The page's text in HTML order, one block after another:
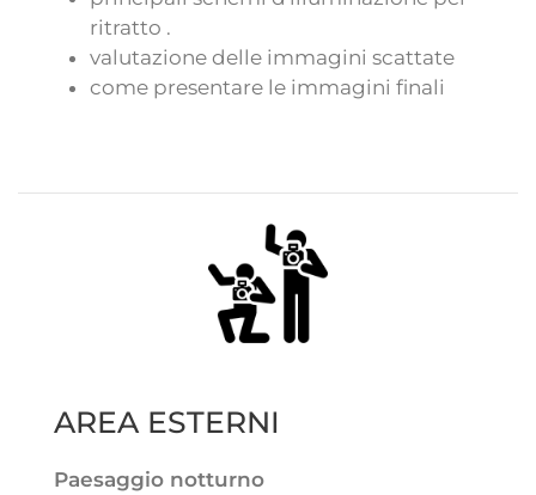
ritratto .
valutazione delle immagini scattate
come presentare le immagini finali
AREA ESTERNI
Paesaggio notturno